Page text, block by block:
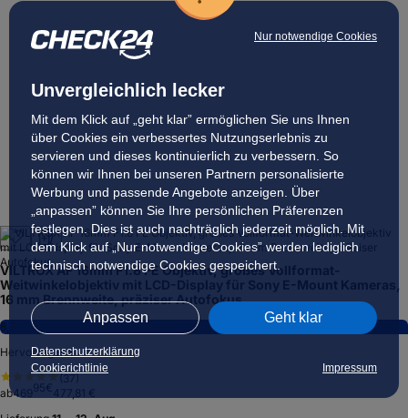
Nur notwendige Cookies
Unvergleichlich lecker
Mit dem Klick auf „geht klar” ermöglichen Sie uns Ihnen
über Cookies ein verbessertes Nutzungserlebnis zu
servieren und dieses kontinuierlich zu verbessern. So
können wir Ihnen bei unseren Partnern personalisierte
Werbung und passende Angebote anzeigen. Über
„anpassen” können Sie Ihre persönlichen Präferenzen
festlegen. Dies ist auch nachträglich jederzeit möglich. Mit
dem Klick auf „Nur notwendige Cookies” werden lediglich
technisch notwendige Cookies gespeichert.
Anpassen Geht klar
Datenschutzerklärung
Cookierichtlinie
Impressum
VILTROX AF 16mm F1.8 FE Objektiv, großes Vollformat-
Weitwinkelobjektiv mit LCD-Display für Sony E-Mount Kameras,
16 mm Brennweite, präziser Autofokus
8,7
Hervorragend
ab469